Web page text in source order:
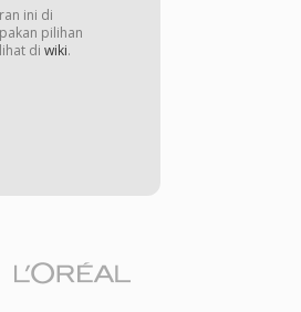
ini di
pilihan
di wiki.